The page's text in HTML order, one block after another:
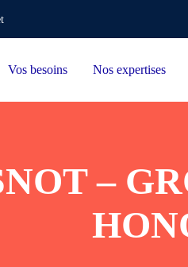
Vos besoins Nos expertises
–